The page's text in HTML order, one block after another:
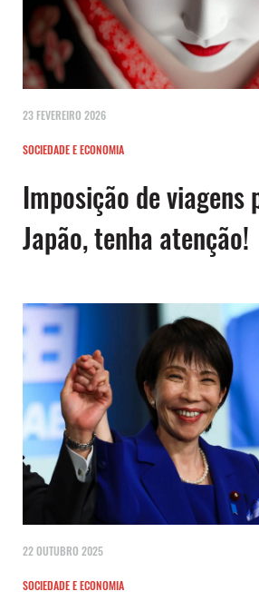
23 FEVEREIRO 2026
SOCIEDADE E ECONOMIA
Imposição de viagens
Japão, tenha atenção!
22 OUTUBRO 2025
SOCIEDADE E ECONOMIA